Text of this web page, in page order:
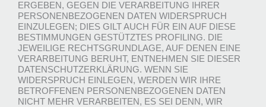
ERGEBEN, GEGEN DIE VERARBEITUNG IHRER
PERSONENBEZOGENEN DATEN WIDERSPRUCH
EINZULEGEN; DIES GILT AUCH FÜR EIN AUF DIESE
BESTIMMUNGEN GESTÜTZTES PROFILING. DIE
JEWEILIGE RECHTSGRUNDLAGE, AUF DENEN EINE
VERARBEITUNG BERUHT, ENTNEHMEN SIE DIESER
DATENSCHUTZERKLÄRUNG. WENN SIE
WIDERSPRUCH EINLEGEN, WERDEN WIR IHRE
BETROFFENEN PERSONENBEZOGENEN DATEN
NICHT MEHR VERARBEITEN, ES SEI DENN, WIR